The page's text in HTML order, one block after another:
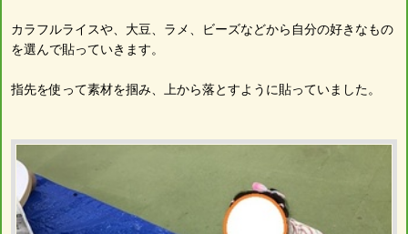
カラフルライスや、大豆、ラメ、ビーズなどから自分の好きなもの
を選んで貼っていきます。
指先を使って素材を掴み、上から落とすように貼っていました。